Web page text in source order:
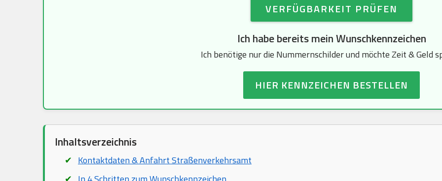
VERFÜGBARKEIT PRÜFEN
Ich habe bereits mein Wunschkennzeichen
Ich benötige nur die Nummernschilder und möchte Zeit & Geld
HIER KENNZEICHEN BESTELLEN
Inhaltsverzeichnis
Kontaktdaten & Anfahrt Straßenverkehrsamt